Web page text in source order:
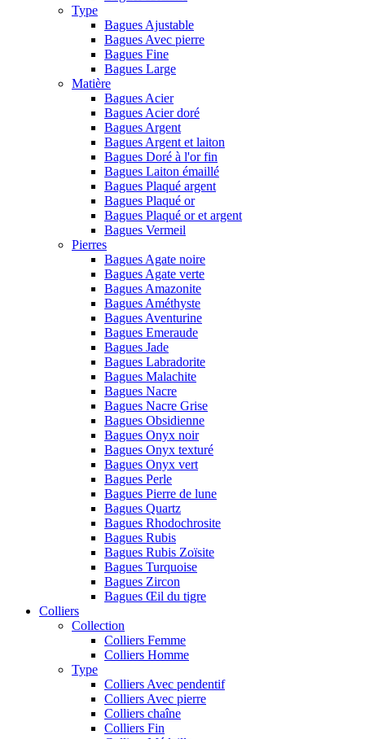
Type
Bagues Ajustable
Bagues Avec pierre
Bagues Fine
Bagues Large
Matière
Bagues Acier
Bagues Acier doré
Bagues Argent
Bagues Argent et laiton
Bagues Doré à l'or fin
Bagues Laiton émaillé
Bagues Plaqué argent
Bagues Plaqué or
Bagues Plaqué or et argent
Bagues Vermeil
Pierres
Bagues Agate noire
Bagues Agate verte
Bagues Amazonite
Bagues Améthyste
Bagues Aventurine
Bagues Emeraude
Bagues Jade
Bagues Labradorite
Bagues Malachite
Bagues Nacre
Bagues Nacre Grise
Bagues Obsidienne
Bagues Onyx noir
Bagues Onyx texturé
Bagues Onyx vert
Bagues Perle
Bagues Pierre de lune
Bagues Quartz
Bagues Rhodochrosite
Bagues Rubis
Bagues Rubis Zoïsite
Bagues Turquoise
Bagues Zircon
Bagues Œil du tigre
Colliers
Collection
Colliers Femme
Colliers Homme
Type
Colliers Avec pendentif
Colliers Avec pierre
Colliers chaîne
Colliers Fin